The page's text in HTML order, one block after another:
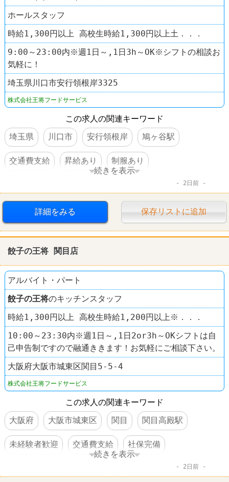
ホールスタッフ
時給1,300円以上 高校生時給1,300円以上土．．．
9:00～23:00内※週1日～,1日3h～OK※シフトの相談お
気軽に！
埼玉県川口市安行領根岸3325
株式会社王将フードサービス
この求人の関連キーワード
埼玉県
川口市 安行領根岸 鳩ヶ谷駅
交通費支給 昇給あり 制服あり
餃子の王将
続きを表示
2日前
詳細をみる 保存リストに追加
餃子の王将 関目店
アルバイト・パート
餃子の王将のキッチンスタッフ
時給1,300円以上 高校生時給1,200円以上※．．．
10:00～23:30内※週1日～,1日2or3h～OKシフトは自
己申告制ですので融通ききます！お気軽にご相談下さい。
大阪府大阪市城東区関目5-5-4
株式会社王将フードサービス
この求人の関連キーワード
大阪府
大阪市城東区 関目 関目高殿駅
未経験者歓迎 交通費支給 社保完備
続きを表示
2日前